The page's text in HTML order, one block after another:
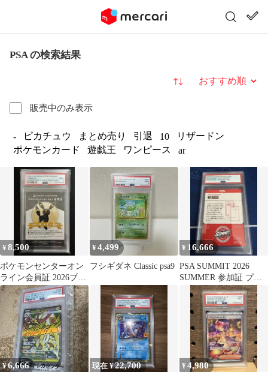
PSA の検索結果
販売中のみ表示
並び替え
- ピカチュウ まとめ売り 引退 10
リザードン
ポケモンカード
遊戯王 ワンピース ar
¥8,500
ポケモンセンターオン
ライン会員証 2026ブラ
ッキー PSA9
¥4,499
フシギダネ Classic psa9
¥ 16,666
PSA SUMMIT 2026
SUMMER 参加証 プロ
¥6,666 現在 ¥22,700 ¥4,980